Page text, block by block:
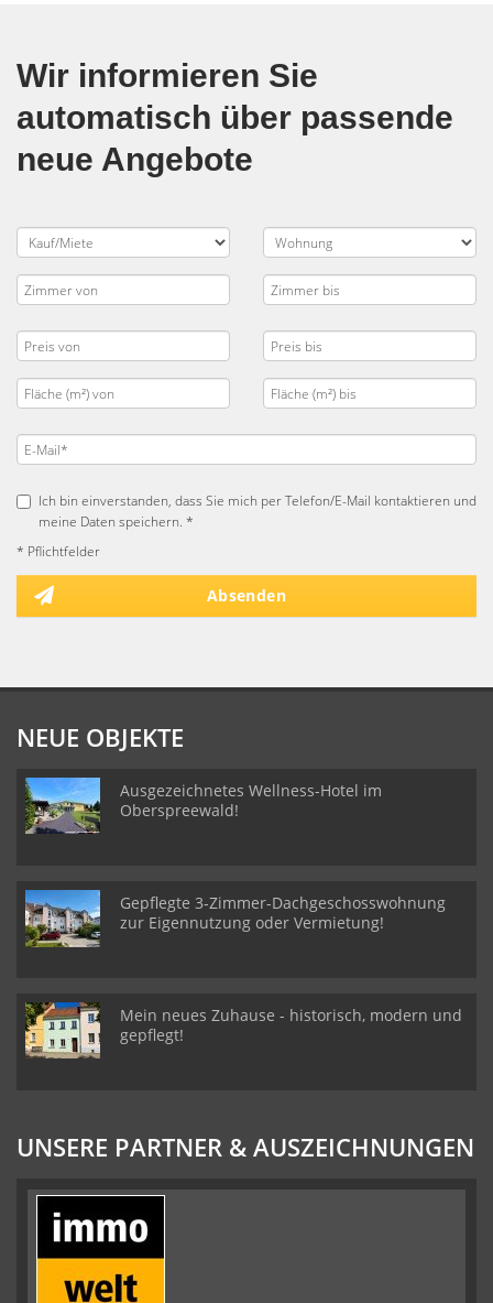
Wir informieren Sie
automatisch über passende
neue Angebote
Ich bin einverstanden, dass Sie mich per Telefon/E-Mail kontaktieren und
meine Daten speichern. *
* Pflichtfelder
Absenden
NEUE OBJEKTE
Ausgezeichnetes Wellness-Hotel im
Oberspreewald!
Gepflegte 3-Zimmer-Dachgeschosswohnung
zur Eigennutzung oder Vermietung!
Mein neues Zuhause - historisch, modern und
gepflegt!
UNSERE PARTNER & AUSZEICHNUNGEN